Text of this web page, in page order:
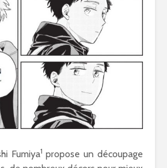
Fumiya1 propose un découpage